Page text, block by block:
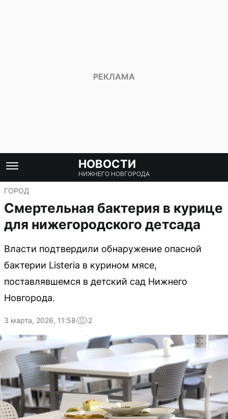
НОВОСТИ
НИЖНЕГО НОВГОРОДА
ГОРОД
Смертельная бактерия в курице
для нижегородского детсада
Власти подтвердили обнаружение опасной
бактерии Listeria в курином мясе,
поставлявшемся в детский сад Нижнего
Новгорода.
3 марта, 2026, 11:58 2